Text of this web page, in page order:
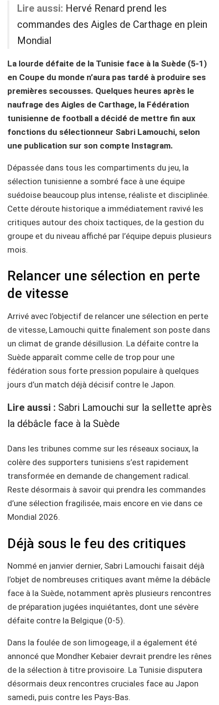
Lire aussi: Hervé Renard prend les
commandes des Aigles de Carthage en plein
Mondial
La lourde défaite de la Tunisie face à la Suède (5-1)
en Coupe du monde n’aura pas tardé à produire ses
premières secousses. Quelques heures après le
naufrage des Aigles de Carthage, la Fédération
tunisienne de football a décidé de mettre fin aux
fonctions du sélectionneur Sabri Lamouchi, selon
une publication sur son compte Instagram.
Dépassée dans tous les compartiments du jeu, la
sélection tunisienne a sombré face à une équipe
suédoise beaucoup plus intense, réaliste et disciplinée.
Cette déroute historique a immédiatement ravivé les
critiques autour des choix tactiques, de la gestion du
groupe et du niveau affiché par l’équipe depuis plusieurs
mois.
Relancer une sélection en perte
de vitesse
Arrivé avec l’objectif de relancer une sélection en perte
de vitesse, Lamouchi quitte finalement son poste dans
un climat de grande désillusion. La défaite contre la
Suède apparaît comme celle de trop pour une
fédération sous forte pression populaire à quelques
jours d’un match déjà décisif contre le Japon.
Lire aussi : Sabri Lamouchi sur la sellette après
la débâcle face à la Suède
Dans les tribunes comme sur les réseaux sociaux, la
colère des supporters tunisiens s’est rapidement
transformée en demande de changement radical.
Reste désormais à savoir qui prendra les commandes
d’une sélection fragilisée, mais encore en vie dans ce
Mondial 2026.
Déjà sous le feu des critiques
Nommé en janvier dernier, Sabri Lamouchi faisait déjà
l’objet de nombreuses critiques avant même la débâcle
face à la Suède, notamment après plusieurs rencontres
de préparation jugées inquiétantes, dont une sévère
défaite contre la Belgique (0-5).
Dans la foulée de son limogeage, il a également été
annoncé que Mondher Kebaier devrait prendre les rênes
de la sélection à titre provisoire. La Tunisie disputera
désormais deux rencontres cruciales face au Japon
samedi, puis contre les Pays-Bas.